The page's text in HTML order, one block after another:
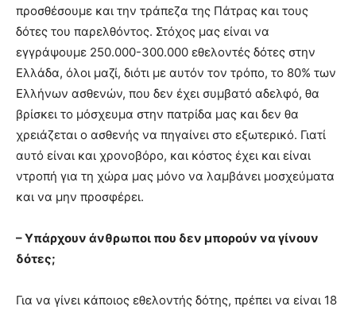
προσθέσουμε και την τράπεζα της Πάτρας και τους
δότες του παρελθόντος. Στόχος μας είναι να
εγγράψουμε 250.000-300.000 εθελοντές δότες στην
Ελλάδα, όλοι μαζί, διότι με αυτόν τον τρόπο, το 80% των
Ελλήνων ασθενών, που δεν έχει συμβατό αδελφό, θα
βρίσκει το μόσχευμα στην πατρίδα μας και δεν θα
χρειάζεται ο ασθενής να πηγαίνει στο εξωτερικό. Γιατί
αυτό είναι και χρονοβόρο, και κόστος έχει και είναι
ντροπή για τη χώρα μας μόνο να λαμβάνει μοσχεύματα
και να μην προσφέρει.
– Υπάρχουν άνθρωποι που δεν μπορούν να γίνουν
δότες;
Για να γίνει κάποιος εθελοντής δότης, πρέπει να είναι 18